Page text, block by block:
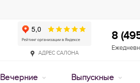
АДРЕС САЛОНА
8
Вечерние Выпускные